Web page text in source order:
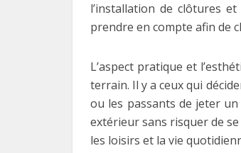
l’installation de clôtures
prendre en compte afin de
L’aspect pratique et
terrain. Il y a ceux qui
ou les passants de jeter
extérieur sans risquer de
les loisirs et la vie